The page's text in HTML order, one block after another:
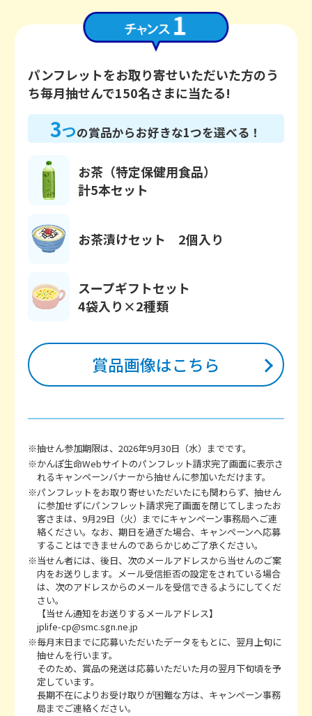
パンフレットをお取り寄せいただいた方のう
ち毎月抽せんで150名さまに当たる!
3つの賞品からお好きな1つを選べる！
お茶（特定保健用食品）
計5本セット
お茶漬けセット 2個入り
スープギフトセット
4袋入り×2種類
賞品画像はこちら
※抽せん参加期限は、2026年9月30日（水）までです。
※かんぽ生命Webサイトのパンフレット請求完了画面に表示さ
れるキャンペーンバナーから抽せんに参加いただけます。
※パンフレットをお取り寄せいただいたにも関わらず、抽せん
に参加せずにパンフレット請求完了画面を閉じてしまったお
客さまは、9月29日（火）までにキャンペーン事務局へご連
絡ください。なお、期日を過ぎた場合、キャンペーンへ応募
することはできませんのであらかじめご了承ください。
※当せん者には、後日、次のメールアドレスから当せんのご案
内をお送りします。メール受信拒否の設定をされている場合
は、次のアドレスからのメールを受信できるようにしてくだ
さい。
【当せん通知をお送りするメールアドレス】
jplife-cp@smc.sgn.ne.jp
※毎月末日までに応募いただいたデータをもとに、翌月上旬に
抽せんを行います。
そのため、賞品の発送は応募いただいた月の翌月下旬頃を予
定しています。
長期不在によりお受け取りが困難な方は、キャンペーン事務
局までご連絡ください。